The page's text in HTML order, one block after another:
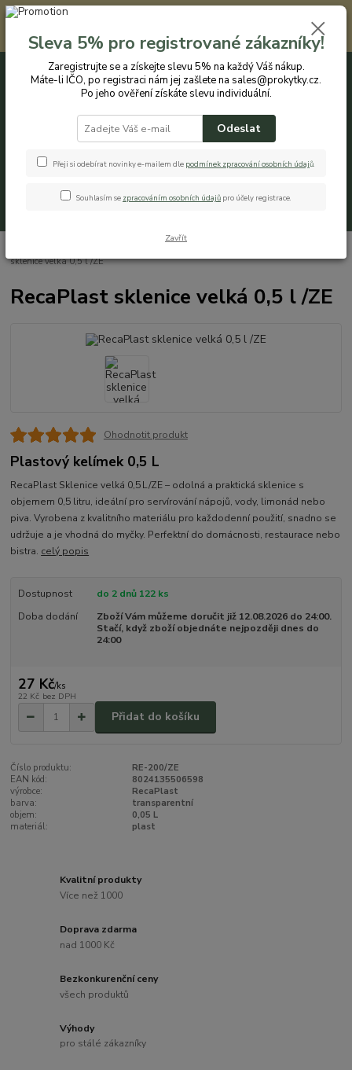
Registrovaným zákazníkům nabízíme slevu 5% na každý nákup. Máte-li
IČO, po registraci nám jej zašlete na sales@prokytky.cz. Po jeho ověření
získáte slevu individuální. Přejít na registraci →
CZK
+420 774 544 973 0ks
sklenice velká 0,5 l /ZE
RecaPlast sklenice velká 0,5 l /ZE
Ohodnotit produkt
Plastový kelímek 0,5 L
RecaPlast Sklenice velká 0,5 L/ZE – odolná a praktická sklenice s
objemem 0,5 litru, ideální pro servírování nápojů, vody, limonád nebo
piva. Vyrobena z kvalitního materiálu pro každodenní použití, snadno se
udržuje a je vhodná do myčky. Perfektní do domácnosti, restaurace nebo
bistra. celý popis
Dostupnost
do 2 dnů 122 ks
Doba dodání
Zboží Vám můžeme doručit již 12.08.2026 do 24:00.
Stačí, když zboží objednáte nejpozději dnes do
24:00
27 Kč/ks
22 Kč bez DPH
Přidat do košíku
Číslo produktu:
RE-200/ZE
EAN kód:
8024135506598
výrobce:
RecaPlast
barva:
transparentní
objem:
0,05 L
materiál:
plast
Kvalitní produkty
Více než 1000
Doprava zdarma
nad 1000 Kč
Bezkonkurenční ceny
všech produktů
Výhody
pro stálé zákazníky
Sleva 5% pro registrované zákazníky!
Zaregistrujte se a získejte slevu 5% na každý Váš nákup.
Máte-li IČO, po registraci nám jej zašlete na sales@prokytky.cz.
Po jeho ověření získáte slevu individuální.
Odeslat
Přeji si odebírat novinky e-mailem dle podmínek zpracování osobních údajů.
Souhlasím se zpracováním osobních údajů pro účely registrace.
Zavřít